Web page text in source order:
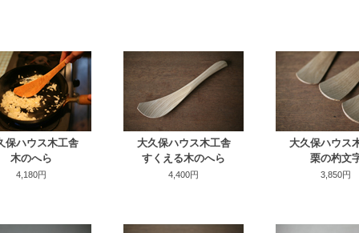
保ハウス木工舎
木のへら
4,180円
大久保ハウス木工舎
すくえる木のへら
4,400円
大久保ハウス
栗の杓文
3,850円